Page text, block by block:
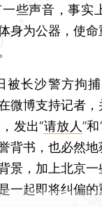
些声音，事实
身为公器，使
长沙警方拘捕
微博支持记者
发出“请放人”
背书，也必然
景，加上北京
一起即将纠偏的